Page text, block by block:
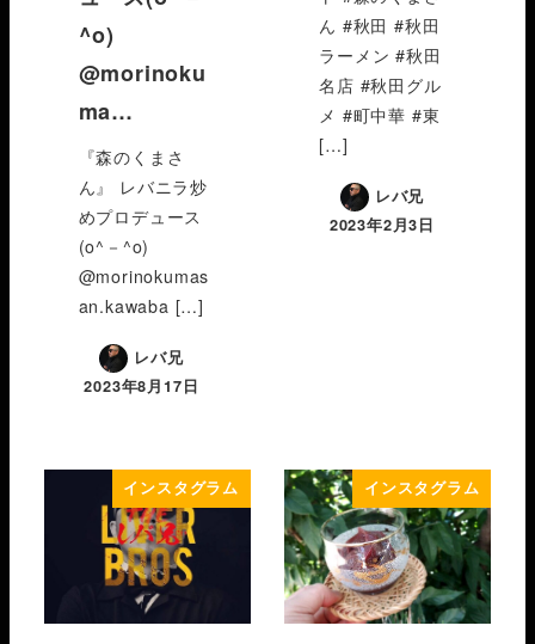
^o)
@morinoku
ma…
『森のくまさ
ん』 レバニラ炒
めプロデュース
(o^－^o)
@morinokumas
an.kawaba […]
レバ兄
2023年8月17日
ん #秋田 #秋田
ラーメン #秋田
名店 #秋田グル
メ #町中華 #東
[…]
レバ兄
2023年2月3日
インスタグラム インスタグラム